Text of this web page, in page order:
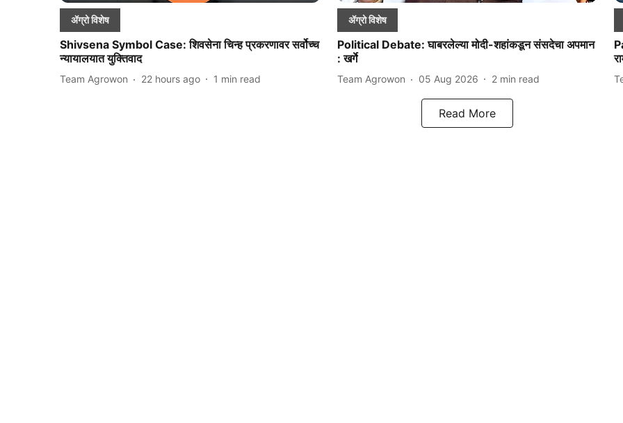
ॲग्रो विशेष
Shivsena Symbol Case: शिवसेना चिन्ह प्रकरणावर सर्वोच्च
न्यायालयात युक्तिवाद
Team Agrowon 22 hours ago 1 min read
ॲग्रो विशेष
Political Debate: घाबरलेल्या मोदी-शहांकडून संसदेचा अपमान
: खर्गे
Team Agrowon 05 Aug 2026 2 min read
Read More